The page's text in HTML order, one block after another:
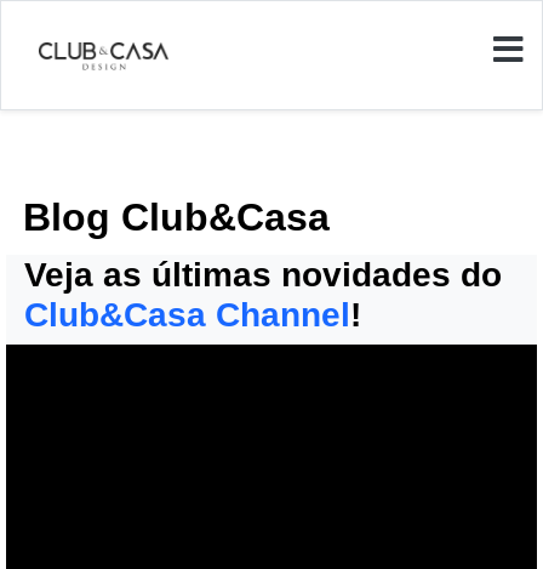
Blog Club&Casa
Veja as últimas novidades do
Club&Casa Channel!